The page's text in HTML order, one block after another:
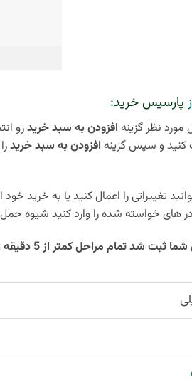
پارسیس خرید:
نظر گزینه افزودن به سبد خریدرو
کنید و سپس گزینه افزودن به سبد خرید
تغییراتی را اعمال کنید یا به خرید
های خواسته شده را وارد کنید شیوه
تمام مراحل کمتر از 5 دقیقه زمان خواهد برد.